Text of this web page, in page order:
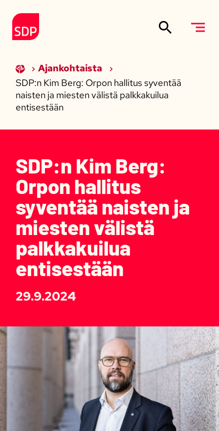
Etusivulle
Ajankohtaista
SDP:n Kim Berg: Orpon hallitus syventää
naisten ja miesten välistä palkkakuilua
entisestään
SDP:n Kim Berg:
Orpon hallitus
syventää naisten ja
miesten välistä
palkkakuilua
entisestään
29.9.2024